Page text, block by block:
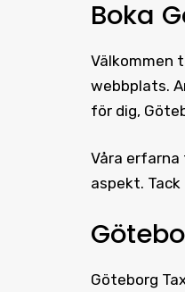
Boka
Välkommen
webbplats.
för dig,
Våra
aspekt.
Göteborg